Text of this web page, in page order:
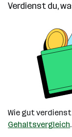
Verdienst du,
Wie gut
Gehaltsvergleich.